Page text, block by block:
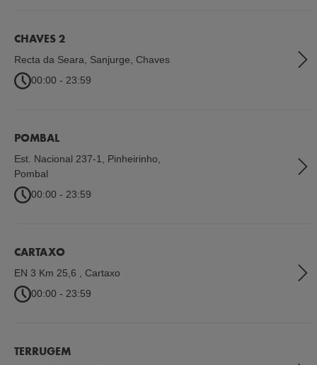
CHAVES 2
Recta da Seara, Sanjurge
Chaves
00:00 - 23:59
POMBAL
Est. Nacional 237-1, Pinheirinho
Pombal
00:00 - 23:59
CARTAXO
EN 3 Km 25,6
Cartaxo
00:00 - 23:59
TERRUGEM